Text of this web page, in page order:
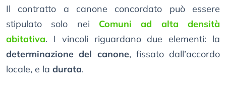
Il contratto a canone concordato può essere
stipulato solo nei Comuni ad alta densità
abitativa. I vincoli riguardano due elementi: la
determinazione del canone, fissato dall’accordo
locale, e la durata.